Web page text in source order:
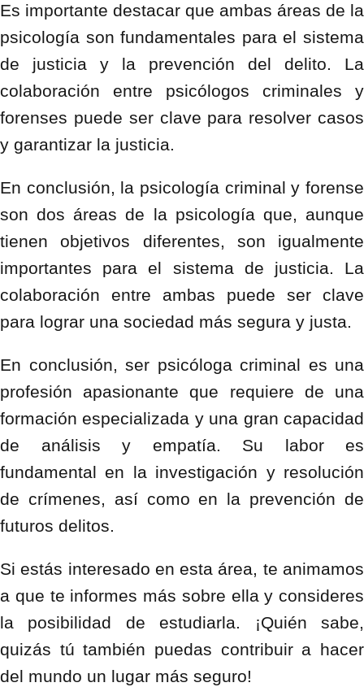
Es importante destacar que ambas áreas de la
psicología son fundamentales para el sistema
de justicia y la prevención del delito. La
colaboración entre psicólogos criminales y
forenses puede ser clave para resolver casos
y garantizar la justicia.
En conclusión, la psicología criminal y forense
son dos áreas de la psicología que, aunque
tienen objetivos diferentes, son igualmente
importantes para el sistema de justicia. La
colaboración entre ambas puede ser clave
para lograr una sociedad más segura y justa.
En conclusión, ser psicóloga criminal es una
profesión apasionante que requiere de una
formación especializada y una gran capacidad
de análisis y empatía. Su labor es
fundamental en la investigación y resolución
de crímenes, así como en la prevención de
futuros delitos.
Si estás interesado en esta área, te animamos
a que te informes más sobre ella y consideres
la posibilidad de estudiarla. ¡Quién sabe,
quizás tú también puedas contribuir a hacer
del mundo un lugar más seguro!